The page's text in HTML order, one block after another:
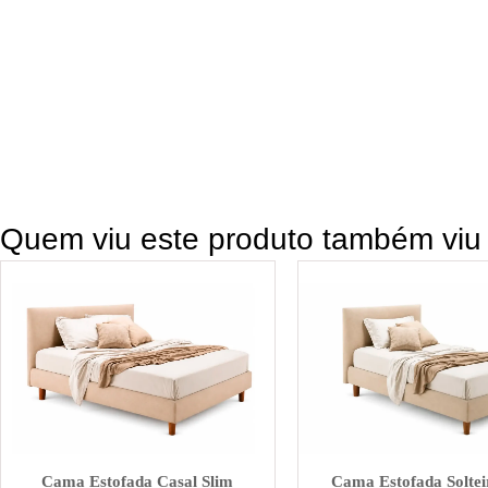
Quem viu este produto também viu
Cama Estofada Casal Slim Cama Estofada